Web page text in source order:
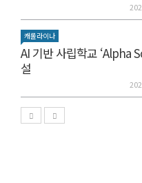
캐롤라이나
AI 기반 사립학교 ‘Alpha
설